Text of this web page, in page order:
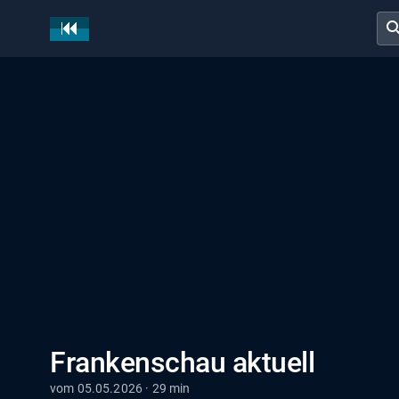
Frankenschau aktuell
vom 05.05.2026 · 29 min